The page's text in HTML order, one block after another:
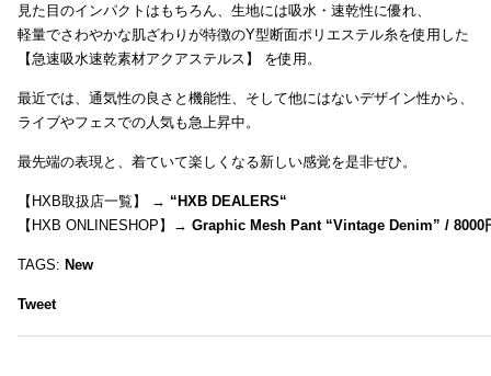
見た目のインパクトはもちろん、生地には吸水・速乾性に優れ、
軽量でさわやかな肌ざわりが特徴のY型断面ポリエステル糸を使用した
【急速吸水速乾素材アクアステルス】 を使用。
最近では、通気性の良さと機能性、そして他にはないデザイン性から、
ライブやフェスでの人気も急上昇中。
最先端の表現と、着ていて楽しくなる新しい感覚を是非ぜひ。
【HXB取扱店一覧】 → “HXB DEALERS“
【HXB ONLINESHOP】→ Graphic Mesh Pant “Vintage Denim” / 8000
TAGS: New
Tweet